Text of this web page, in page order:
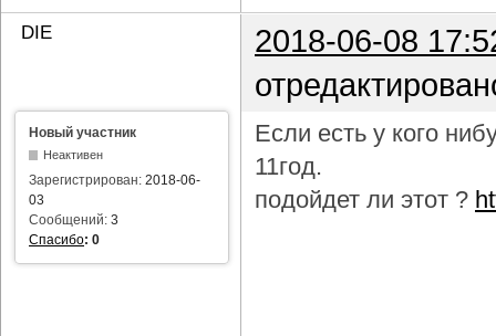
DIE
2018-06-08
Новый участник
Неактивен
Зарегистрирован: 2018-06-
03
Сообщений: 3
Спасибо: 0
Если есть у кого
11год.
подойдет ли этот ?